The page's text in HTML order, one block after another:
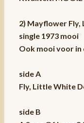
2) Mayflower Fly,
single 1973 mooi
Ook mooi voor in
side A
Fly, Little White
side B